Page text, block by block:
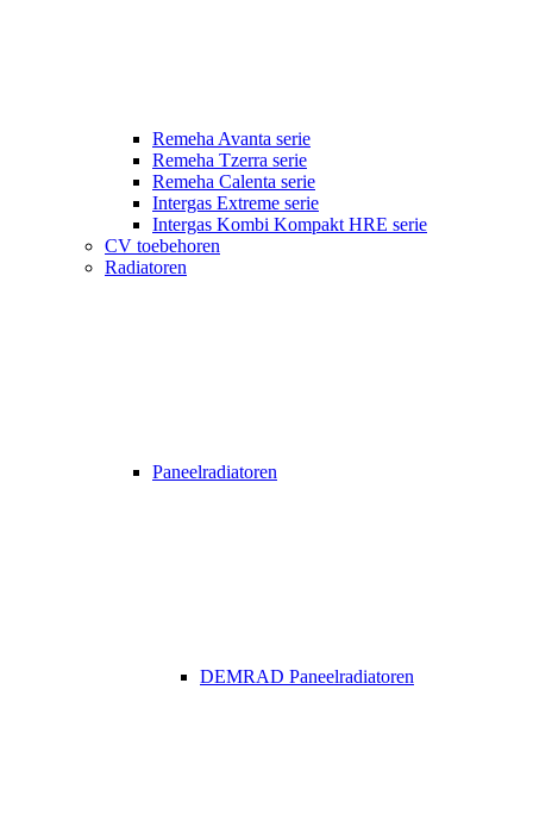
Remeha Avanta serie
Remeha Tzerra serie
Remeha Calenta serie
Intergas Extreme serie
Intergas Kombi Kompakt HRE serie
CV toebehoren
Radiatoren
Paneelradiatoren
DEMRAD Paneelradiatoren